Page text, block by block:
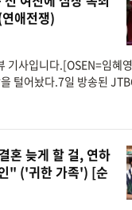
애전쟁)
기사입니다.[OSEN=임혜
털어놨다.7일 방송된
늦게 할 걸, 연하
" ('귀한 가족') [순